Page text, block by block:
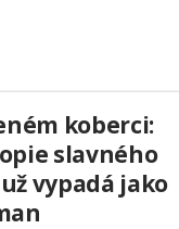
koberci:
slavného
vypadá jako